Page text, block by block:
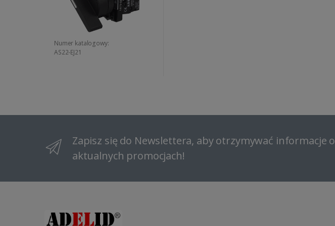
Numer katalogowy:
AS22-EJ21
Zapisz się do Newslettera, aby otrzymywać informacje o
aktualnych promocjach!